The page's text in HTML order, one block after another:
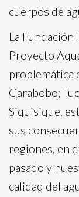
cuerpos de
La
Proyecto
problemática
Carabobo;
Siquisique,
sus
regiones, en
pasado y
calidad del